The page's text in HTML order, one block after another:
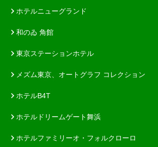
ホテルニューグランド
和のゐ 角館
東京ステーションホテル
メズム東京、オートグラフ コレクション
ホテルB4T
ホテルドリームゲート舞浜
ホテルファミリーオ・フォルクローロ